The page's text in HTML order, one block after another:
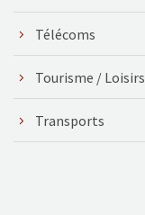
Télécoms
Tourisme / Loisirs
Transports